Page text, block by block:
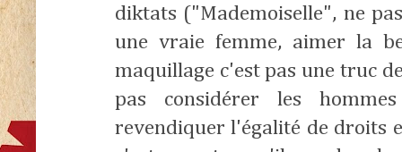
diktats ("Mademoiselle", ne
une vraie femme, aimer la
maquillage c'est pas une truc
pas considérer les
revendiquer l'égalité de droits